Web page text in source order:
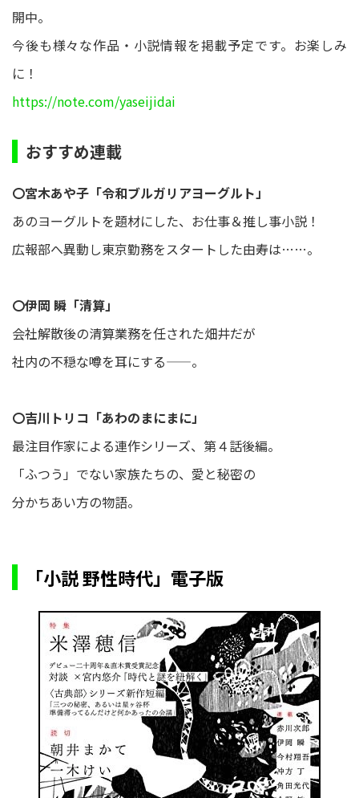
開中。
今後も様々な作品・小説情報を掲載予定です。お楽しみ
に！
https://note.com/yaseijidai
おすすめ連載
〇宮木あや子「令和ブルガリアヨーグルト」
あのヨーグルトを題材にした、お仕事＆推し事小説！
広報部へ異動し東京勤務をスタートした由寿は……。
〇伊岡 瞬「清算」
会社解散後の清算業務を任された畑井だが
社内の不穏な噂を耳にする——。
〇吉川トリコ「あわのまにまに」
最注目作家による連作シリーズ、第４話後編。
「ふつう」でない家族たちの、愛と秘密の
分かちあい方の物語。
「小説 野性時代」電子版